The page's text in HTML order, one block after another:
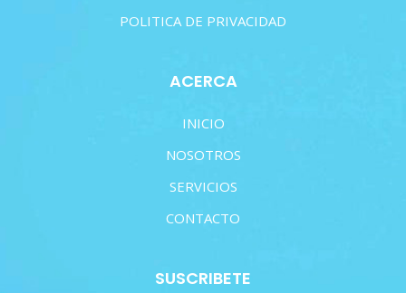
POLITICA DE PRIVACIDAD
ACERCA
INICIO
NOSOTROS
SERVICIOS
CONTACTO
SUSCRIBETE